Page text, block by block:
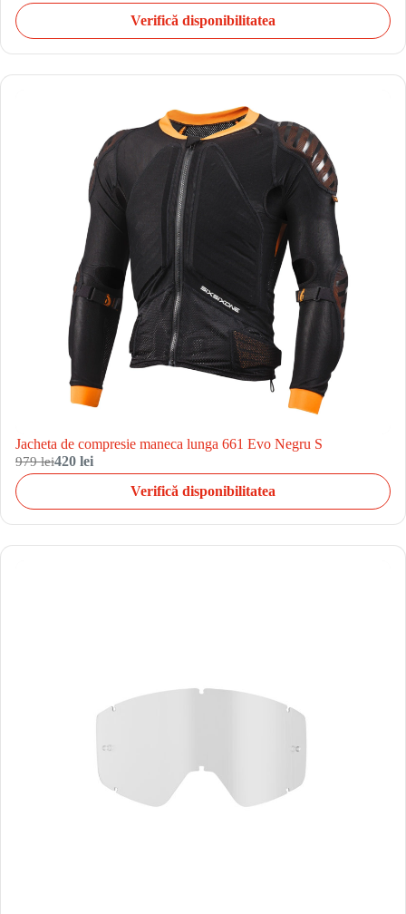
Verifică disponibilitatea
Jacheta de compresie maneca lunga 661 Evo Negru S
979 lei420 lei
Verifică disponibilitatea